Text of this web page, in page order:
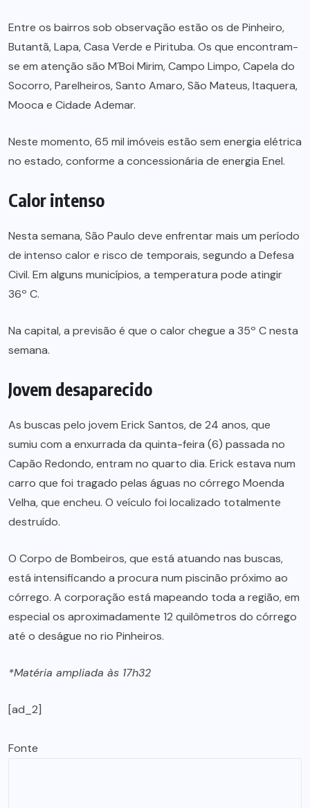
Entre os bairros sob observação estão os de Pinheiro,
Butantã, Lapa, Casa Verde e Pirituba. Os que encontram-
se em atenção são M´Boi Mirim, Campo Limpo, Capela do
Socorro, Parelheiros, Santo Amaro, São Mateus, Itaquera,
Mooca e Cidade Ademar.
Neste momento, 65 mil imóveis estão sem energia elétrica
no estado, conforme a concessionária de energia Enel.
Calor intenso
Nesta semana, São Paulo deve enfrentar mais um período
de intenso calor e risco de temporais, segundo a Defesa
Civil. Em alguns municípios, a temperatura pode atingir
36º C.
Na capital, a previsão é que o calor chegue a 35º C nesta
semana.
Jovem desaparecido
As buscas pelo jovem Erick Santos, de 24 anos, que
sumiu com a enxurrada da quinta-feira (6) passada no
Capão Redondo, entram no quarto dia. Erick estava num
carro que foi tragado pelas águas no córrego Moenda
Velha, que encheu. O veículo foi localizado totalmente
destruído.
O Corpo de Bombeiros, que está atuando nas buscas,
está intensificando a procura num piscinão próximo ao
córrego. A corporação está mapeando toda a região, em
especial os aproximadamente 12 quilômetros do córrego
até o deságue no rio Pinheiros.
*Matéria ampliada às 17h32
[ad_2]
Fonte